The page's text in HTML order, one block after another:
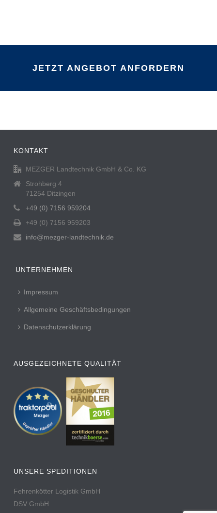
JETZT ANGEBOT ANFORDERN
KONTAKT
MEZGER Landtechnik GmbH & Co. KG
Strohberg 4
71254 Ditzingen
+49 (0) 7156 959204
+49 (0) 7156 959203
info@mezger-landtechnik.de
UNTERNEHMEN
Impressum
Allgemeine Geschäftsbedingungen
Datenschutzerklärung
AUSGEZEICHNETE QUALITÄT
UNSERE SPEDITIONEN
Fehrenkötter Logistik GmbH
DSV GmbH